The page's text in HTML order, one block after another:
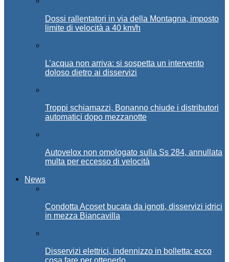
Dossi rallentatori in via della Montagna, imposto
limite di velocità a 40 km/h
L’acqua non arriva: si sospetta un intervento
doloso dietro ai disservizi
Troppi schiamazzi, Bonanno chiude i distributori
automatici dopo mezzanotte
Autovelox non omologato sulla Ss 284, annullata
multa per eccesso di velocità
News
Condotta Acoset bucata da ignoti, disservizi idrici
in mezza Biancavilla
Disservizi elettrici, indennizzo in bolletta: ecco